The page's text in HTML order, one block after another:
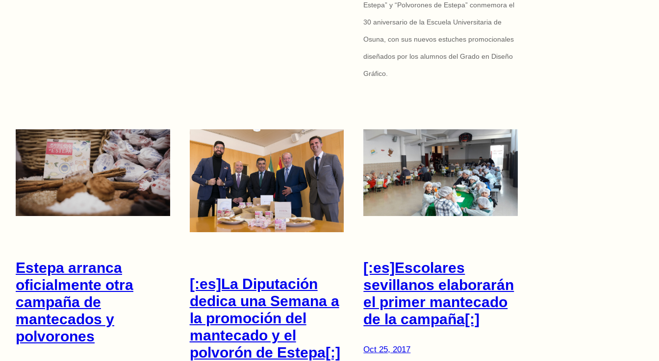
Estepa” y “Polvorones de Estepa” conmemora el
30 aniversario de la Escuela Universitaria de
Osuna, con sus nuevos estuches promocionales
diseñados por los alumnos del Grado en Diseño
Gráfico.
Estepa arranca
oficialmente otra
campaña de
mantecados y
polvorones
[:es]La Diputación
dedica una Semana a
la promoción del
mantecado y el
polvorón de Estepa[:]
[:es]Escolares
sevillanos elaborarán
el primer mantecado
de la campaña[:]
Oct 25, 2017